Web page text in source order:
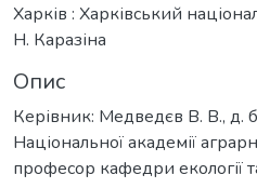
Харків : Харківський
Н. Каразіна
Опис
Керівник: Медведєв В. В., д.
Національної академії
професор кафедри екології